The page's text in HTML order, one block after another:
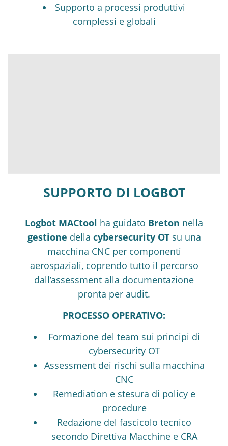
Supporto a processi produttivi
complessi e globali
SUPPORTO DI LOGBOT
Logbot MACtool ha guidato Breton nella
gestione della cybersecurity OTsu una
macchina CNC per componenti
aerospaziali, coprendo tutto il percorso
dall’assessment alla documentazione
pronta per audit.
PROCESSO OPERATIVO:
Formazione del team sui principi di
cybersecurity OT
Assessment dei rischi sulla macchina
CNC
Remediation e stesura di policy e
procedure
Redazione del fascicolo tecnico
secondo Direttiva Macchine e CRA